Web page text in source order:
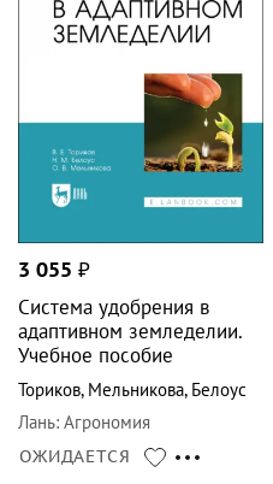
3 055 ₽
Система удобрения в
адаптивном земледелии.
Учебное пособие
Ториков, Мельникова, Белоус
Лань: Агрономия
ОЖИДАЕТСЯ